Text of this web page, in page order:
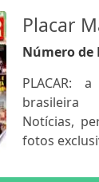
Placar
Número de
PLACAR:
Notícias,
fotos